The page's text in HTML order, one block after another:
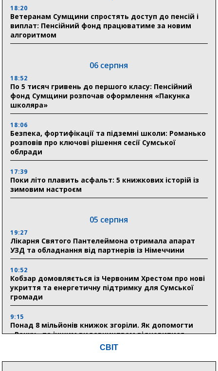
18:20
Ветеранам Сумщини спростять доступ до пенсій і
виплат: Пенсійний фонд працюватиме за новим
алгоритмом
06 серпня
18:52
По 5 тисяч гривень до першого класу: Пенсійний
фонд Сумщини розпочав оформлення «Пакунка
школяра»
18:06
Безпека, фортифікації та підземні школи: Романько
розповів про ключові рішення сесії Сумської
облради
17:39
Поки літо плавить асфальт: 5 книжкових історій із
зимовим настроєм
05 серпня
19:27
Лікарня Святого Пантелеймона отримала апарат
УЗД та обладнання від партнерів із Німеччини
10:52
Кобзар домовляється із Червоним Хрестом про нові
укриття та енергетичну підтримку для Сумської
громади
9:15
Понад 8 мільйонів книжок згоріли. Як допомогти
«Ранку» та іншим видавництвам відновитися
04 серпня
СВІТ